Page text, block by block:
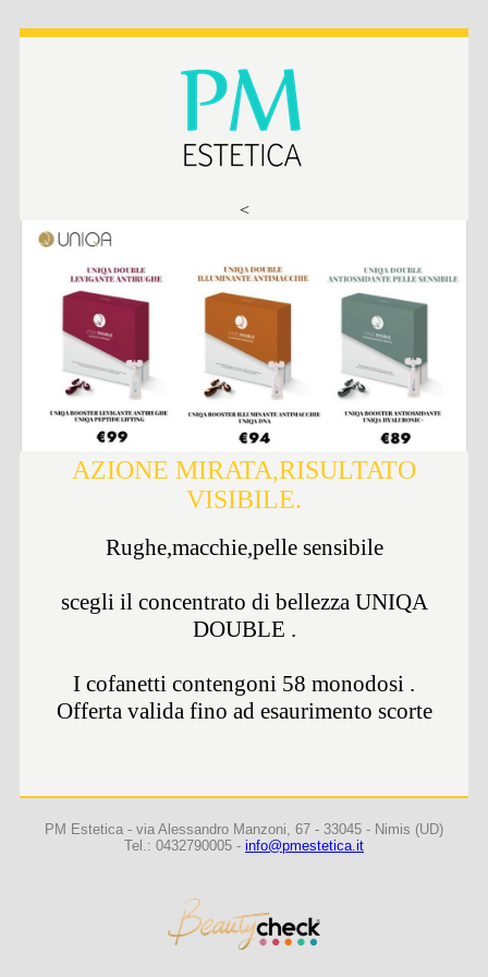
<
AZIONE MIRATA,RISULTATO
VISIBILE.
Rughe,macchie,pelle sensibile
scegli il concentrato di bellezza UNIQA
DOUBLE .
I cofanetti contengoni 58 monodosi .
Offerta valida fino ad esaurimento scorte
PM Estetica - via Alessandro Manzoni, 67 - 33045 - Nimis (UD)
Tel.: 0432790005 - info@pmestetica.it